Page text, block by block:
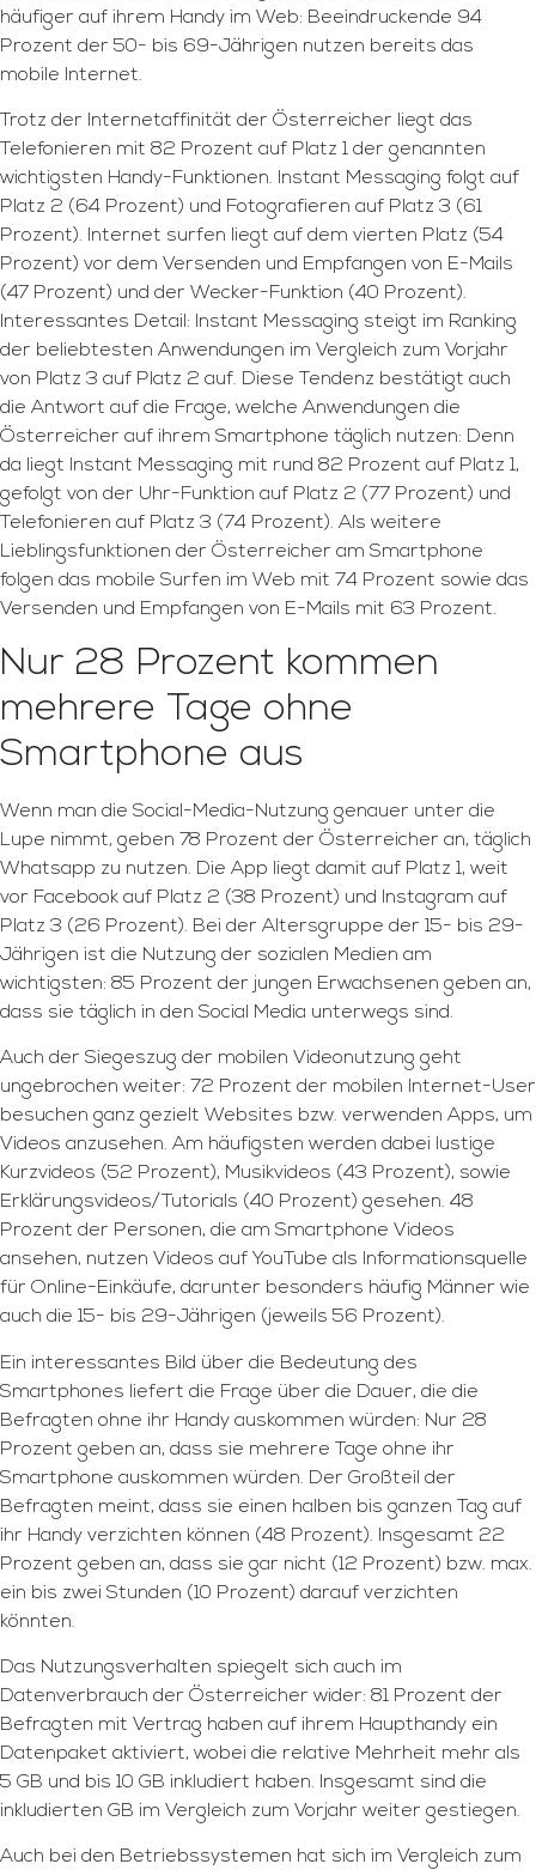
häufiger auf ihrem Handy im Web: Beeindruckende 94
Prozent der 50- bis 69-Jährigen nutzen bereits das
mobile Internet.
Trotz der Internetaffinität der Österreicher liegt das
Telefonieren mit 82 Prozent auf Platz 1 der genannten
wichtigsten Handy-Funktionen. Instant Messaging folgt auf
Platz 2 (64 Prozent) und Fotografieren auf Platz 3 (61
Prozent). Internet surfen liegt auf dem vierten Platz (54
Prozent) vor dem Versenden und Empfangen von E-Mails
(47 Prozent) und der Wecker-Funktion (40 Prozent).
Interessantes Detail: Instant Messaging steigt im Ranking
der beliebtesten Anwendungen im Vergleich zum Vorjahr
von Platz 3 auf Platz 2 auf. Diese Tendenz bestätigt auch
die Antwort auf die Frage, welche Anwendungen die
Österreicher auf ihrem Smartphone täglich nutzen: Denn
da liegt Instant Messaging mit rund 82 Prozent auf Platz 1,
gefolgt von der Uhr-Funktion auf Platz 2 (77 Prozent) und
Telefonieren auf Platz 3 (74 Prozent). Als weitere
Lieblingsfunktionen der Österreicher am Smartphone
folgen das mobile Surfen im Web mit 74 Prozent sowie das
Versenden und Empfangen von E-Mails mit 63 Prozent.
Nur 28 Prozent kommen
mehrere Tage ohne
Smartphone aus
Wenn man die Social-Media-Nutzung genauer unter die
Lupe nimmt, geben 78 Prozent der Österreicher an, täglich
Whatsapp zu nutzen. Die App liegt damit auf Platz 1, weit
vor Facebook auf Platz 2 (38 Prozent) und Instagram auf
Platz 3 (26 Prozent). Bei der Altersgruppe der 15- bis 29-
Jährigen ist die Nutzung der sozialen Medien am
wichtigsten: 85 Prozent der jungen Erwachsenen geben an,
dass sie täglich in den Social Media unterwegs sind.
Auch der Siegeszug der mobilen Videonutzung geht
ungebrochen weiter: 72 Prozent der mobilen Internet-User
besuchen ganz gezielt Websites bzw. verwenden Apps, um
Videos anzusehen. Am häufigsten werden dabei lustige
Kurzvideos (52 Prozent), Musikvideos (43 Prozent), sowie
Erklärungsvideos/Tutorials (40 Prozent) gesehen. 48
Prozent der Personen, die am Smartphone Videos
ansehen, nutzen Videos auf YouTube als Informationsquelle
für Online-Einkäufe, darunter besonders häufig Männer wie
auch die 15- bis 29-Jährigen (jeweils 56 Prozent).
Ein interessantes Bild über die Bedeutung des
Smartphones liefert die Frage über die Dauer, die die
Befragten ohne ihr Handy auskommen würden: Nur 28
Prozent geben an, dass sie mehrere Tage ohne ihr
Smartphone auskommen würden. Der Großteil der
Befragten meint, dass sie einen halben bis ganzen Tag auf
ihr Handy verzichten können (48 Prozent). Insgesamt 22
Prozent geben an, dass sie gar nicht (12 Prozent) bzw. max.
ein bis zwei Stunden (10 Prozent) darauf verzichten
könnten.
Das Nutzungsverhalten spiegelt sich auch im
Datenverbrauch der Österreicher wider: 81 Prozent der
Befragten mit Vertrag haben auf ihrem Haupthandy ein
Datenpaket aktiviert, wobei die relative Mehrheit mehr als
5 GB und bis 10 GB inkludiert haben. Insgesamt sind die
inkludierten GB im Vergleich zum Vorjahr weiter gestiegen.
Auch bei den Betriebssystemen hat sich im Vergleich zum